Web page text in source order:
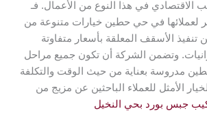
الاقتصادي في هذا النوع من الأعمال. فـ
لعملائها في حي حطين خيارات متنوعة من
تنفيذ الأسقف المعلقة بأسعار متفاوتة
وتضمن الشركة أن تكون جميع مراحل
مدروسة بعناية من حيث الوقت والتكلفة
الأمثل للعملاء الباحثين عن مزيج من
جبس بورد بحي النخيل